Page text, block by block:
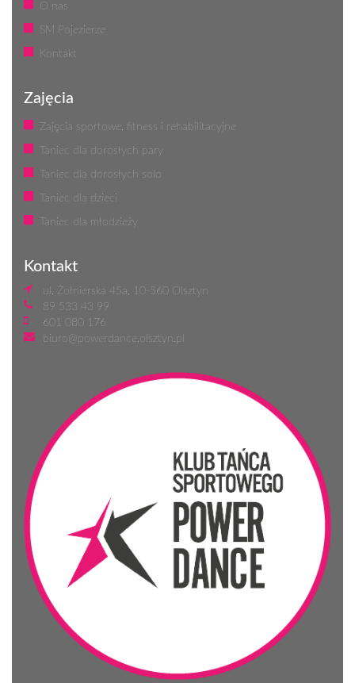
O nas
SM Pojezierze
Kontakt
Zajęcia
Zajęcia sportowe, fitness i rehabilitacyjne
Taniec dla dorosłych pary
Taniec dla dorosłych solo
Taniec dla dzieci
Taniec dla młodzieży
Kontakt
ul. Żołnierska 45a, 10-560 Olsztyn
89 533 43 99
601 080 176
biuro@powerdance.olsztyn.pl